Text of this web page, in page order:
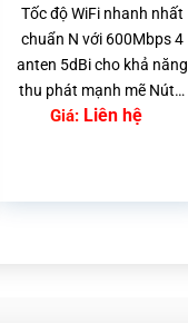
Tốc độ WiFi nhanh nhất
chuẩn N với 600Mbps 4
anten 5dBi cho khả năng
thu phát mạnh mẽ Nút…
Giá: Liên hệ